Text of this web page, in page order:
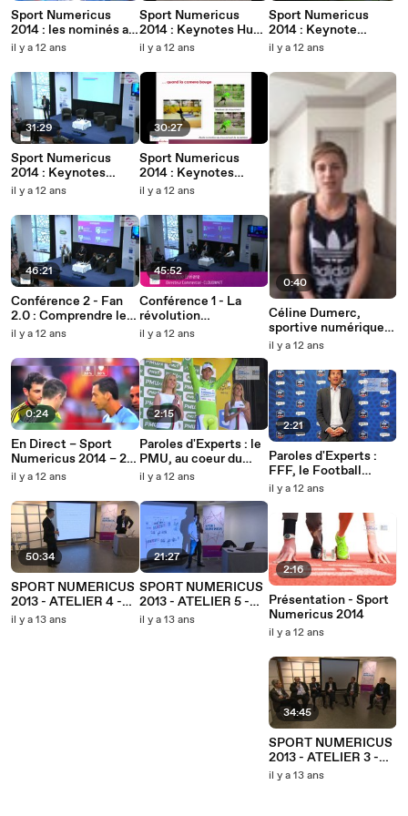
Sport Numericus
2014 : les nominés au
Prix du Sportif
il y a 12 ans
31:29
Sport Numericus
2014 : Keynotes
Mediametrie et
il y a 12 ans
46:21
Conférence 2 - Fan
2.0 : Comprendre le
nouveau client
il y a 12 ans
0:24
En Direct – Sport
Numericus 2014 – 26
Juin 2014
il y a 12 ans
50:34
SPORT NUMERICUS
2013 - ATELIER 4 -
Cloudwatt
il y a 13 ans
Sport Numericus
2014 : Keynotes Hub
One et IAB France
il y a 12 ans
30:27
Sport Numericus
2014 : Keynotes
INRIA et PIQ
il y a 12 ans
45:52
Conférence 1 - La
révolution
technologique du
il y a 12 ans
2:15
Paroles d'Experts : le
PMU, au coeur du
Sport Digital
il y a 12 ans
21:27
SPORT NUMERICUS
2013 - ATELIER 5 -
On L'Agence
il y a 13 ans
Sport Numericus
2014 : Keynote
Twitter
il y a 12 ans
0:40
Céline Dumerc,
sportive numérique
2014
il y a 12 ans
2:21
Paroles d'Experts :
FFF, le Football
Numérique
il y a 12 ans
2:16
Présentation - Sport
Numericus 2014
il y a 12 ans
34:45
SPORT NUMERICUS
2013 - ATELIER 3 -
Neo Telecom
il y a 13 ans